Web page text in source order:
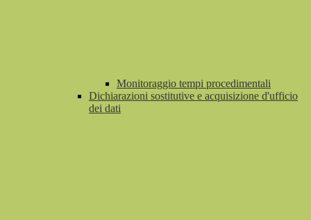
Monitoraggio tempi procedimentali
Dichiarazioni sostitutive e acquisizione d'ufficio
dei dati